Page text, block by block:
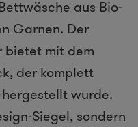
aus Bio-
Garnen. Der
bietet mit dem
der komplett
wurde.
Siegel, sondern